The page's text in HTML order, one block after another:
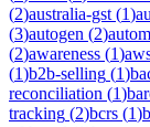
(2)australia-gst (1)
(3)autogen (2)
(2)awareness (1)
(1)b2b-selling (1)
reconciliation (1)
tracking (2)bcrs (1)